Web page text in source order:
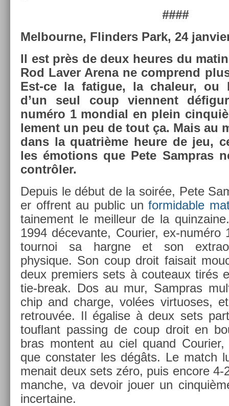
####
Mel­bour­ne, Flind­ers Park, 24
Il est près de deux heures du
Rod Laver Arena ne com­prend
Est-ce la fatigue, la chaleur, ou
d’un seul coup vien­nent
numéro 1 mon­di­al en plein
le­ment un peu de tout ça. Mais au
dans la quat­rième heure de jeu,
les émo­tions que Pete Sampras
contrôler.
De­puis le début de la soirée, Pete
er of­frent au pub­lic unfor­mid­able
taine­ment le meil­leur de la
1994 décevan­te, Co­uri­er, ex-numéro
tour­noi sa hargne et son
physique. Son coup droit faisait
deux pre­mi­ers sets à co­uteaux tirés
tie-break. Dos au mur, Sampras
chip and char­ge, volées vir­tuoses,
retro­uv­ée. Il égal­ise à deux sets
touf­lant pass­ing de coup droit en
bras mon­tent au ciel quand
que con­stat­er les dégâts. Le match
menait deux sets zéro, puis en­core 4-
man­che, va de­voir jouer un
in­cer­taine.